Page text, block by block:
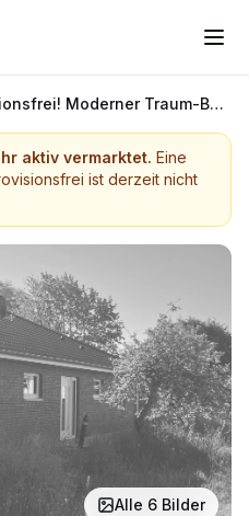
Provisionsfrei! Moderner Traum-Bungalow
aktiv vermarktet. Eine
ist derzeit nicht
Alle 6 Bilder